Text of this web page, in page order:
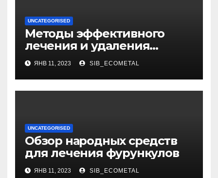
UNCATEGORISED
Методы эффективного
лечения и удаления
папиллом: аппаратные,
хирургические способы,
медикаменты
ЯНВ 11, 2023 SIB_ECOMETAL
UNCATEGORISED
Обзор народных средств
для лечения фурункулов
ЯНВ 11, 2023 SIB_ECOMETAL